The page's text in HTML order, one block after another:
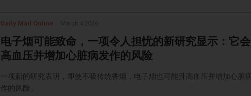
Daily Mail Online
电子烟可能致命，一项令人担忧的新研究显示：它
高血压并增加心脏病发作的风险
一项新的研究表明，即使不吸传统香烟，电子烟也可能升高血压并增加心脏
作的风险。